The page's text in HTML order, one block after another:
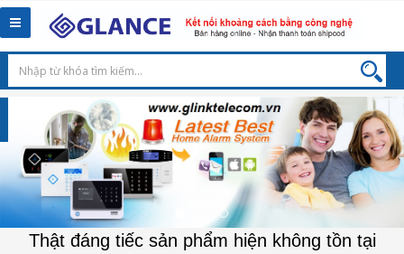
Toggle
navigation
Thật đáng tiếc sản phẩm hiện không tồn tại